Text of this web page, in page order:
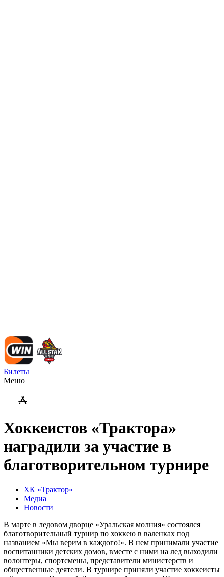
Билеты
Меню
Хоккеистов «Трактора»
наградили за участие в
благотворительном турнире
ХК «Трактор»
Медиа
Новости
В марте в ледовом дворце «Уральская молния» состоялся
благотворительный турнир по хоккею в валенках под
названием «Мы верим в каждого!». В нем принимали участие
воспитанники детских домов, вместе с ними на лед выходили
волонтеры, спортсмены, представители министерств и
общественные деятели. В турнире приняли участие хоккеисты